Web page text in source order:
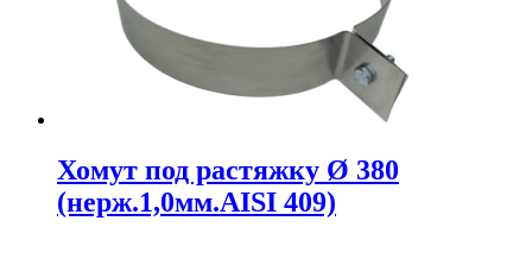
Хомут под растяжку Ø 380
(нерж.1,0мм.AISI 409)